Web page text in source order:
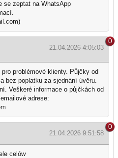
se zeptat na WhatsApp
0
21.04.2026 4:05:03
problémové klienty. Půjčky od
bez poplatku za sjednání úvěru.
Veškeré informace o půjčkách od
adrese:
0
21.04.2026 9:51:58
celów